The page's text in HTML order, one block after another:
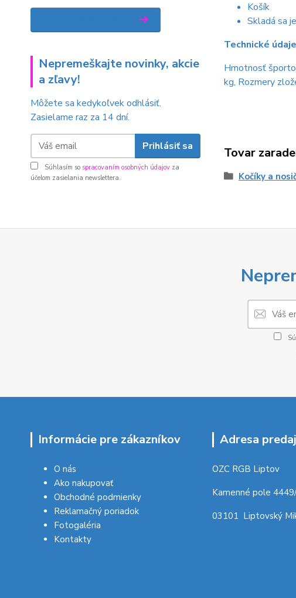
Nepremeškajte novinky, akcie
a zľavy!
Môžete sa kedykoľvek odhlásiť.
Zasielame raz za 14 dní.
Prihlásiť sa
Súhlasím so spracovaním osobných údajov za
účelom zasielania newslettera.
Košík
Skladá sa
Technické
Hmotnosť
kg, Rozmery
Tovar
Kočíky a
Informácie pre zákazníkov
O nás
Ako nakupovať
Obchodné podmienky
Reklamačný poriadok
Fotogaléria
Kontakty
Adresa
OZC RGB Liptov
Kamenné pole
03101 Liptovský